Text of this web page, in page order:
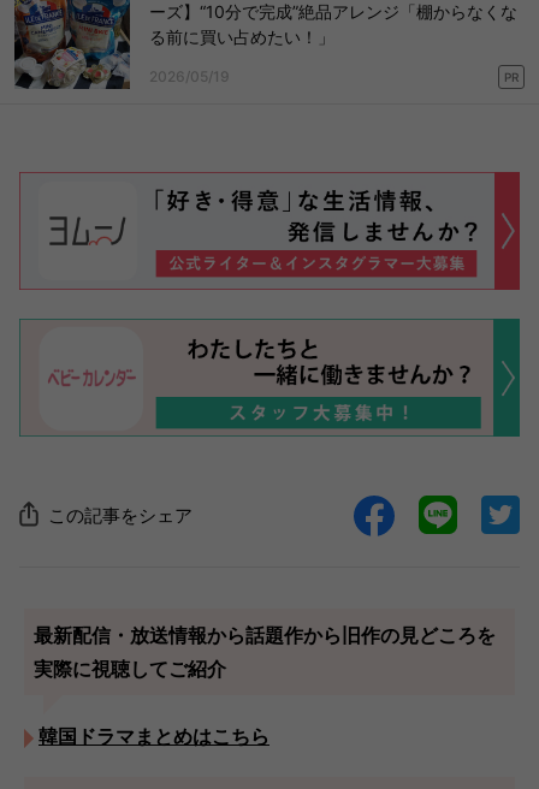
ーズ】“10分で完成”絶品アレンジ「棚からなくな
る前に買い占めたい！」
2026/05/19 PR
この記事をシェア
最新配信・放送情報から話題作から旧作の見どころを
実際に視聴してご紹介
韓国ドラマまとめはこちら